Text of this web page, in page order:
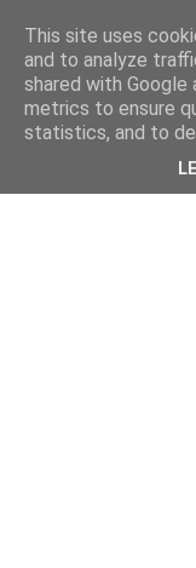
This site uses
and to analyze
shared with
metrics to ensure
statistics, and to